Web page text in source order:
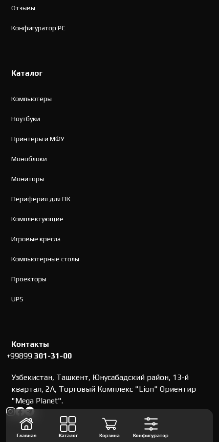
Отзывы
Конфигуратор PC
Каталог
Компьютеры
Ноутбуки
Принтеры и МФУ
Моноблоки
Мониторы
Периферия для ПК
Комплектующие
Игровые кресла
Компьютерные столы
Проекторы
UPS
Контакты
+99899301-31-00
Узбекистан, Ташкент, Юнусабадский район, 13-й
квартал, 2А, Торговый Комплекс "Lion" Ориентир
"Mega Planet".
Главная Каталог Корзина Конфигуратор